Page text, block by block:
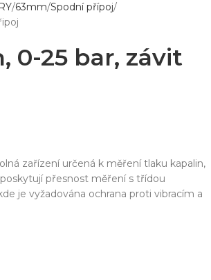
63mm Spodní přípoj
0-25 bar, závit
zařízení určená k měření tlaku kapalin,
přesnost měření s třídou
je vyžadována ochrana proti vibracím a